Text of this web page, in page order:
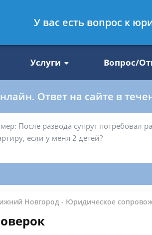
509-27-47
Услуги Вопрос/
Ответ на сайте в
Новгород - Юридическое
У вас есть вопрос к